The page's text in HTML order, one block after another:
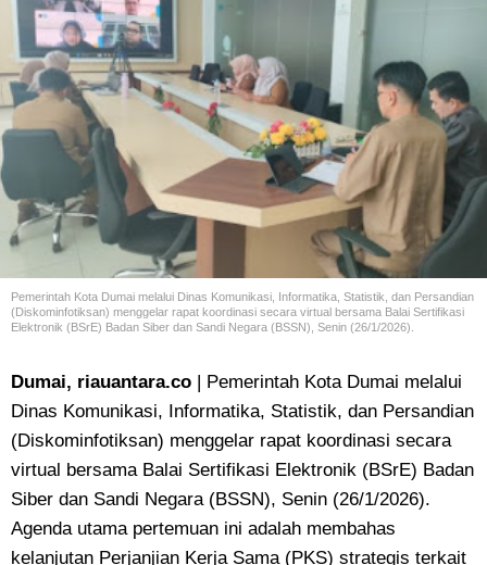
Pemerintah Kota Dumai melalui Dinas Komunikasi, Informatika, Statistik, dan Persandian
(Diskominfotiksan) menggelar rapat koordinasi secara virtual bersama Balai Sertifikasi
Elektronik (BSrE) Badan Siber dan Sandi Negara (BSSN), Senin (26/1/2026).
Dumai, riauantara.co
| Pemerintah Kota Dumai melalui
Dinas Komunikasi, Informatika, Statistik, dan Persandian
(Diskominfotiksan) menggelar rapat koordinasi secara
virtual bersama Balai Sertifikasi Elektronik (BSrE) Badan
Siber dan Sandi Negara (BSSN), Senin (26/1/2026).
Agenda utama pertemuan ini adalah membahas
kelanjutan Perjanjian Kerja Sama (PKS) strategis terkait